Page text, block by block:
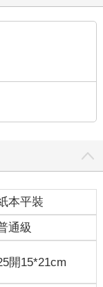
沒有人會打電話給
、拍大頭貼。
裝起來，冷淡地回
怎樣去回應對方的
。後來因為害怕會
人講話。
是因為我把別人的
，但是如果對方說
忍不住笑出來的時
心，還有一種幸福
。
維而已。有一天在
就在那瞬間，她看
都不適合她。」
本平裝
通級
開15*21cm